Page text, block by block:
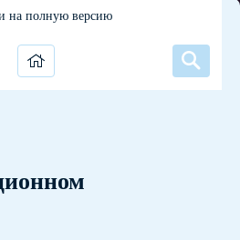
на полную версию